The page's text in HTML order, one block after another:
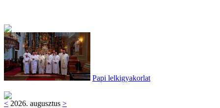
Papi lelkigyakorlat
< 2026. augusztus >